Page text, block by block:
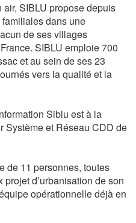
SIBLU propose depuis
dans une
de ses villages
SIBLU emploie 700
et au sein de ses 23
vers la qualité et la
Siblu est à la
Système et Réseau CDD de
de 11 personnes, toutes
d’urbanisation de son
opérationnelle déjà en